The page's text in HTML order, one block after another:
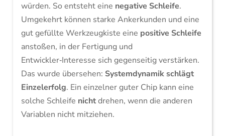
würden. So entsteht eine negative Schleife.
Umgekehrt können starke Ankerkunden und eine
gut gefüllte Werkzeugkiste eine positive Schleife
anstoßen, in der Fertigung und
Entwickler‑Interesse sich gegenseitig verstärken.
Das wurde übersehen: Systemdynamik schlägt
Einzelerfolg. Ein einzelner guter Chip kann eine
solche Schleife nichtdrehen, wenn die anderen
Variablen nicht mitziehen.